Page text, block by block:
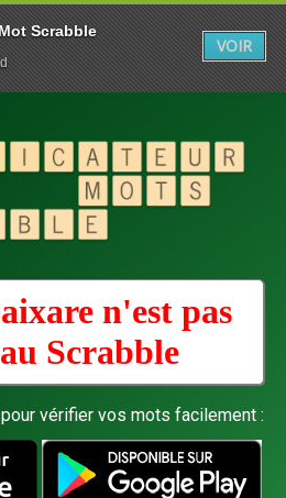
n'est pas
Scrabble
vérifier vos mots facilement :
Scrabble
VOIR